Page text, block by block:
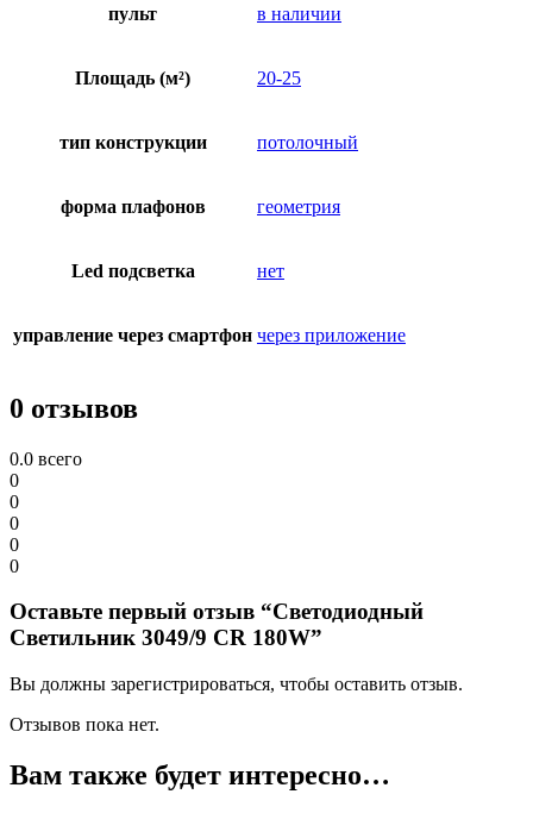
пульт в наличии
Площадь (м²) 20-25
тип конструкции потолочный
форма плафонов геометрия
Led подсветка нет
управление через смартфон через приложение
0 отзывов
0.0 всего
0
0
0
0
0
Оставьте первый отзыв “Светодиодный
Светильник 3049/9 CR 180W”
Вы должны зарегистрироваться, чтобы оставить отзыв.
Отзывов пока нет.
Вам также будет интересно…